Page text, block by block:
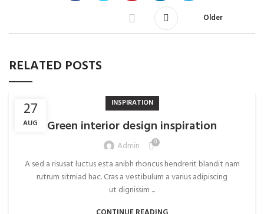
Older
RELATED POSTS
27
AUG
INSPIRATION
Green interior design inspiration
Admin 0
A sed a risusat luctus esta anibh rhoncus hendrerit blandit nam
rutrum sitmiad hac. Cras a vestibulum a varius adipiscing
ut dignissim ...